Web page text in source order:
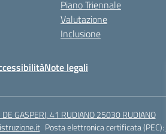
Piano Triennale
Valutazione
Inclusione
Note legali
DE GASPERI, 41 RUDIANO 25030 RUDIANO
Posta elettronica certificata (PEC):